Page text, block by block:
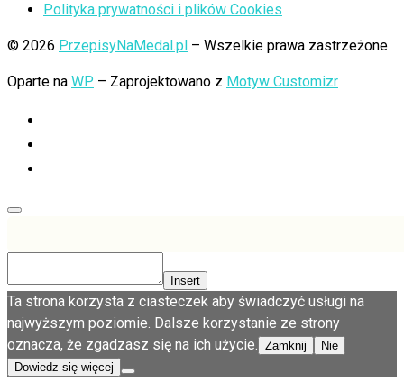
Polityka prywatności i plików Cookies
© 2026 PrzepisyNaMedal.pl – Wszelkie prawa zastrzeżone
Oparte na WP – Zaprojektowano z Motyw Customizr
Insert
Ta strona korzysta z ciasteczek aby świadczyć usługi na
najwyższym poziomie. Dalsze korzystanie ze strony
oznacza, że zgadzasz się na ich użycie. Zamknij
Nie
Dowiedz się więcej